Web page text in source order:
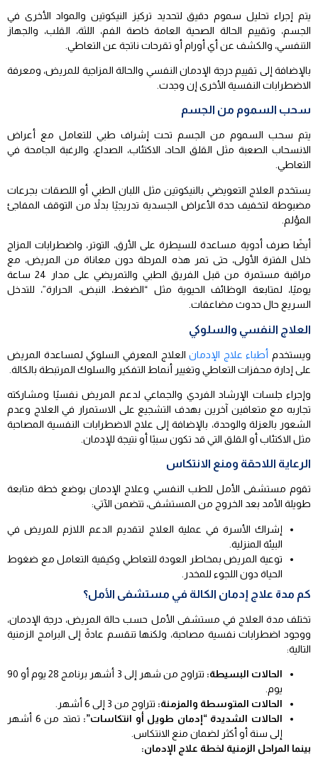
يتم إجراء تحليل سموم دقيق لتحديد تركيز النيكوتين والمواد الأخرى في
الجسم، وتقييم الحالة الصحية العامة خاصة الفم، اللثة، القلب، والجهاز
التنفسي، والكشف عن أي أورام أو تقرحات ناتجة عن التعاطي.
بالإضافة إلى تقييم درجة الإدمان النفسي والحالة المزاجية للمريض، ومعرفة
الاضطرابات النفسية الأخرى إن وجدت.
سحب السموم من الجسم
يتم سحب السموم من الجسم تحت إشراف طبي للتعامل مع أعراض
الانسحاب الصعبة مثل القلق الحاد، الاكتئاب، الصداع، والرغبة الجامحة في
التعاطي.
يستخدم العلاج التعويضي بالنيكوتين مثل اللبان الطبي أو اللصقات بجرعات
مضبوطة لتخفيف حدة الأعراض الجسدية تدريجيًا بدلاً من التوقف المفاجئ
المؤلم.
أيضًا صرف أدوية مساعدة للسيطرة على الأرق، التوتر، واضطرابات المزاج
خلال الفترة الأولى، حتى تمر هذه المرحلة دون معاناة من المريض، مع
مراقبة مستمرة من قبل الفريق الطبي والتمريضي على مدار 24 ساعة
يوميًا، لمتابعة الوظائف الحيوية مثل “الضغط، النبض، الحرارة”، للتدخل
السريع حال حدوث مضاعفات.
العلاج النفسي والسلوكي
ويستخدم أطباء علاج الإدمانالعلاج المعرفي السلوكي لمساعدة المريض
على إدارة محفزات التعاطي وتغيير أنماط التفكير والسلوك المرتبطة بالكالة.
وإجراء جلسات الإرشاد الفردي والجماعي لدعم المريض نفسيًا ومشاركته
تجاربه مع متعافين آخرين بهدف التشجيع على الاستمرار في العلاج وعدم
الشعور بالعزلة والوحدة، بالإضافة إلى علاج الاضطرابات النفسية المصاحبة
مثل الاكتئاب أو القلق التي قد تكون سببًا أو نتيجة للإدمان.
الرعاية اللاحقة ومنع الانتكاس
تقوم مستشفى الأمل للطب النفسي وعلاج الإدمان بوضع خطة متابعة
طويلة الأمد بعد الخروج من المستشفى، تتضمن الآتي:
إشراك الأسرة في عملية العلاج لتقديم الدعم اللازم للمريض في
البيئة المنزلية.
توعية المريض بمخاطر العودة للتعاطي وكيفية التعامل مع ضغوط
الحياة دون اللجوء للمخدر.
كم مدة علاج إدمان الكالة في مستشفى الأمل؟
تختلف مدة العلاج في مستشفى الأمل حسب حالة المريض، درجة الإدمان،
ووجود اضطرابات نفسية مصاحبة، ولكنها تنقسم عادةً إلى البرامج الزمنية
التالية:
الحالات البسيطة:
تتراوح من شهر إلى 3 أشهر برنامج 28 يوم أو 90
يوم.
الحالات المتوسطة والمزمنة: تتراوح من 3 إلى 6 أشهر.
الحالات الشديدة “إدمان طويل أو انتكاسات”:
تمتد من 6 أشهر
إلى سنة أو أكثر لضمان منع الانتكاس.
بينما المراحل الزمنية لخطة علاج الإدمان: